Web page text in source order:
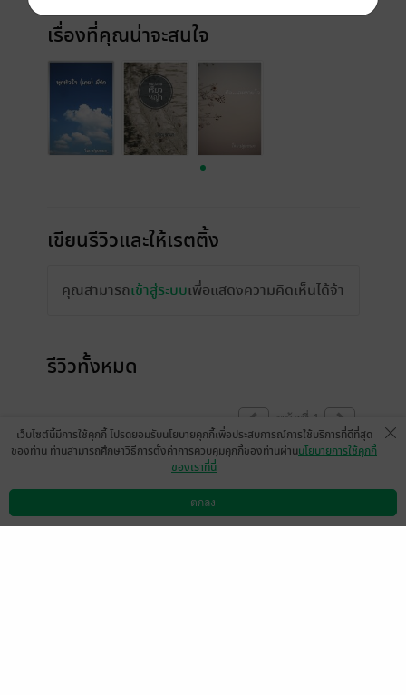
เรื่องที่คุณน่าจะสนใจ
เขียนรีวิวและให้เรตติ้ง
คุณสามารถเข้าสู่ระบบเพื่อแสดงความคิดเห็นได้จ้า
รีวิวทั้งหมด
หน้าที่ 1
7 มิ.ย. 256613:52 น.
ดาวน์โหลดแอป วิธีการใช้งาน ติดต่อเรา
เว็บไซต์นี้มีการใช้คุกกี้ โปรดยอมรับนโยบายคุกกี้เพื่อประสบการณ์การใช้บริการที่ดีที่สุด
ของท่าน ท่านสามารถศึกษาวิธีการตั้งค่าการควบคุมคุกกี้ของท่านผ่านนโยบายการใช้คุกกี้
ของเราที่นี่
ตกลง